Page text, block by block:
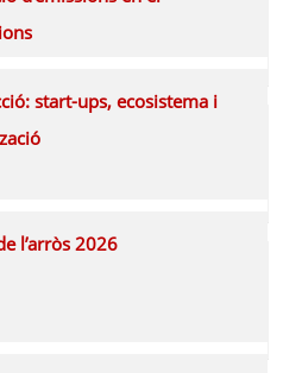
Programa
start-ups, ecosistema i
Programa
l’arròs 2026